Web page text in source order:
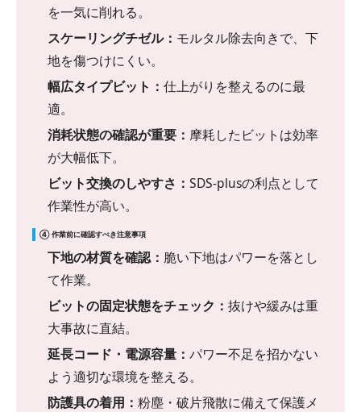
を一気に削れる。
スケーリングチゼル： モルタル除去向きで、下
地を傷つけにくい。
幅広タイプビット： 仕上がりを整えるのに最
適。
消耗状態の確認が重要： 摩耗したビットは効率
が大幅低下。
ビット交換のしやすさ： SDS-plusの利点として
作業性が高い。
④ 作業前に確認すべき注意事項
下地の材質を確認： 脆い下地はパワーを落とし
て作業。
ビットの固定状態をチェック： 抜けや緩みは重
大事故に直結。
延長コード・電源容量： パワー不足を招かない
よう適切な環境を整える。
防護具の着用： 粉塵・破片飛散に備えて保護メ